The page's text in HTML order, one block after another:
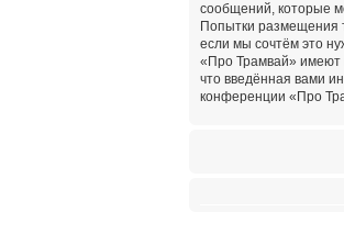
сообщений, которые
Попытки размещения
если мы сочтём это
«Про Трамвай» имеют
что введённая вами
конференции «Про